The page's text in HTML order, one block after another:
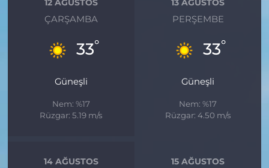
12 AĞUSTOS
ÇARŞAMBA
33°
Güneşli
Nem: %17
Rüzgar: 5.19 m/s
13 AĞUSTOS
PERŞEMBE
33°
Güneşli
Nem: %17
Rüzgar: 4.50 m/s
14 AĞUSTOS
15 AĞUSTOS